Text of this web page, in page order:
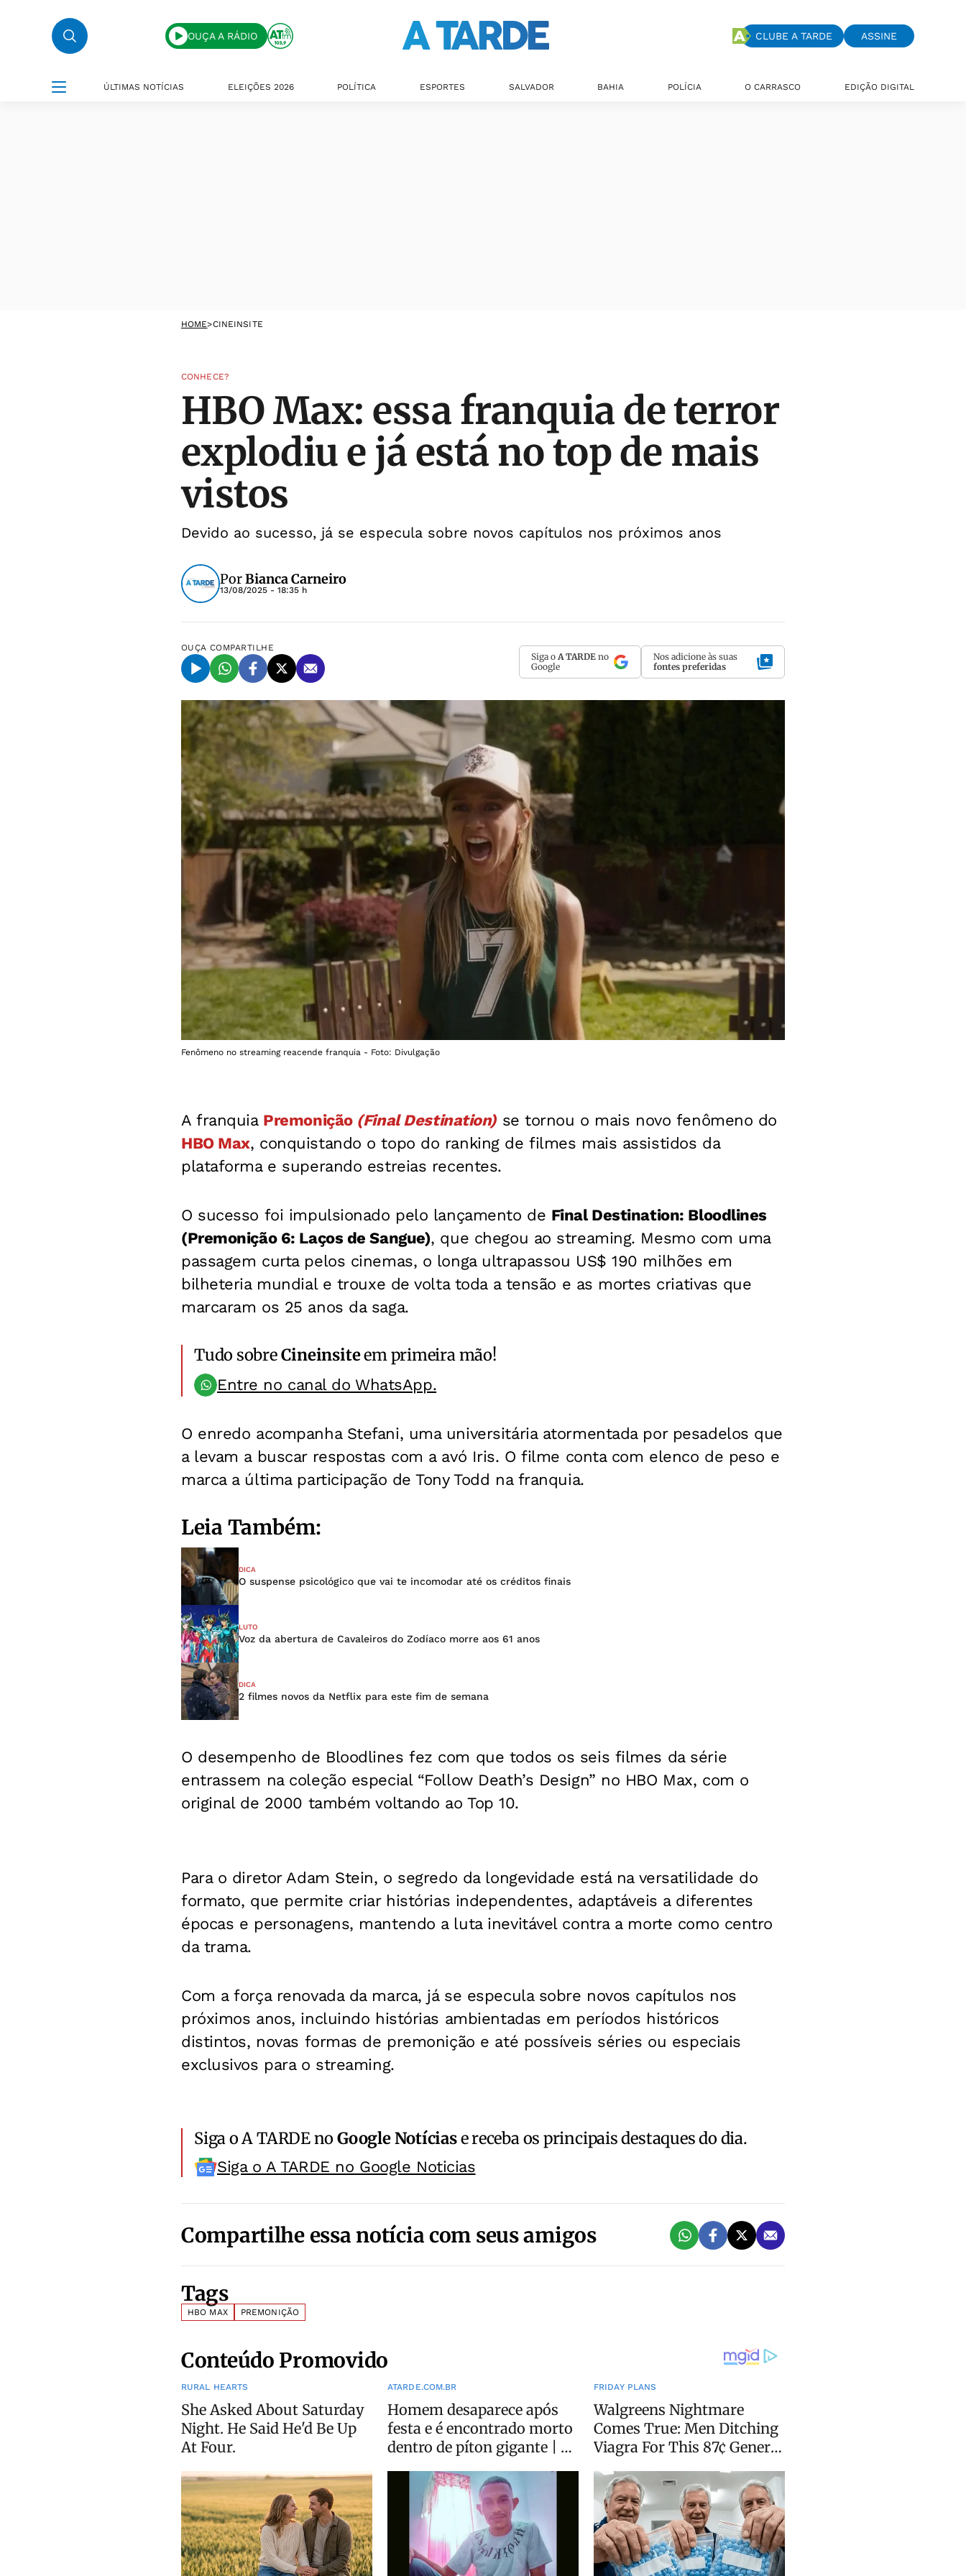
OUÇA A RÁDIO CLUBE A TARDE ASSINE
ÚLTIMAS NOTÍCIAS ELEIÇÕES 2026 POLÍTICA ESPORTES SALVADOR BAHIA POLÍCIA O CARRASCO EDIÇÃO DIGITAL
HOME>CINEINSITE
CONHECE?
HBO Max: essa franquia de terror
explodiu e já está no top de mais
vistos
Devido ao sucesso, já se especula sobre novos capítulos nos próximos anos
PorBianca Carneiro
13/08/2025 - 18:35 h
OUÇA COMPARTILHE
Siga o A TARDE no
Google
Nos adicione às suas
fontes preferidas
Fenômeno no streaming reacende franquia - Foto: Divulgação
A franquia Premonição (Final Destination) se tornou o mais novo fenômeno do
HBO Max, conquistando o topo do ranking de filmes mais assistidos da
plataforma e superando estreias recentes.
O sucesso foi impulsionado pelo lançamento de Final Destination: Bloodlines
(Premonição 6: Laços de Sangue), que chegou ao streaming. Mesmo com uma
passagem curta pelos cinemas, o longa ultrapassou US$ 190 milhões em
bilheteria mundial e trouxe de volta toda a tensão e as mortes criativas que
marcaram os 25 anos da saga.
Tudo sobreCineinsiteem primeira mão!
Entre no canal do WhatsApp.
O enredo acompanha Stefani, uma universitária atormentada por pesadelos que
a levam a buscar respostas com a avó Iris. O filme conta com elenco de peso e
marca a última participação de Tony Todd na franquia.
Leia Também:
DICA
O suspense psicológico que vai te incomodar até os créditos finais
LUTO
Voz da abertura de Cavaleiros do Zodíaco morre aos 61 anos
DICA
2 filmes novos da Netflix para este fim de semana
O desempenho de Bloodlines fez com que todos os seis filmes da série
entrassem na coleção especial “Follow Death’s Design” no HBO Max, com o
original de 2000 também voltando ao Top 10.
Para o diretor Adam Stein, o segredo da longevidade está na versatilidade do
formato, que permite criar histórias independentes, adaptáveis a diferentes
épocas e personagens, mantendo a luta inevitável contra a morte como centro
da trama.
Com a força renovada da marca, já se especula sobre novos capítulos nos
próximos anos, incluindo histórias ambientadas em períodos históricos
distintos, novas formas de premonição e até possíveis séries ou especiais
exclusivos para o streaming.
Siga o A TARDE noGoogle Notíciase receba os principais destaques do dia.
Siga o A TARDE no Google Noticias
Compartilhe essa notícia com seus amigos
Tags
HBO MAX PREMONIÇÃO